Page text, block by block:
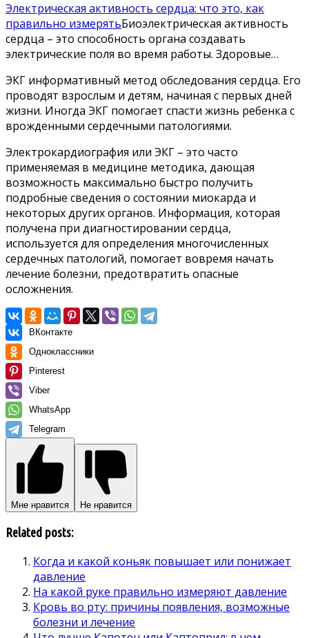
Электрическая активность сердца: что это, как
правильно измерятьБиоэлектрическая активность
сердца – это способность органа создавать
электрические поля во время работы. Здоровые…
ЭКГ информативный метод обследования сердца. Его
проводят взрослым и детям, начиная с первых дней
жизни. Иногда ЭКГ помогает спасти жизнь ребенка с
врожденными сердечными патологиями.
Электрокардиография или ЭКГ – это часто
применяемая в медицине методика, дающая
возможность максимально быстро получить
подробные сведения о состоянии миокарда и
некоторых других органов. Информация, которая
получена при диагностировании сердца,
используется для определения многочисленных
сердечных патологий, помогает вовремя начать
лечение болезни, предотвратить опасные
осложнения.
ВКонтакте
Одноклассники
Pinterest
Viber
WhatsApp
Telegram
Мне нравится Не нравится
Related posts:
Когда и какой коньяк повышает или понижает
давление
На какой руке правильно измеряют давление
Кровь во рту: причины появления, возможные
болезни и лечение